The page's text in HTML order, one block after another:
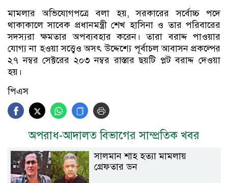
মামলার অভিযোগপত্রে বলা হয়, সরকারের সর্বোচ্চ পদে
থাকাকালে সাবেক প্রধানমন্ত্রী শেখ হাসিনা ও তার পরিবারের
সদস্যরা ক্ষমতার অপব্যবহার করেন। তারা বরাদ্দ পাওয়ার
যোগ্য না হওয়া সত্ত্বেও অসৎ উদ্দেশ্যে পূর্বাচল আবাসন প্রকল্পের
২৭ নম্বর সেক্টরের ২০৩ নম্বর রাস্তার ছয়টি প্লট বরাদ্দ দেওয়া
হয়।
পিএস
অপরাধ-আদালত বিভাগের সাম্প্রতিক খবর
সালমান শাহ হত্যা মামলায়
গ্রেফতার ডন